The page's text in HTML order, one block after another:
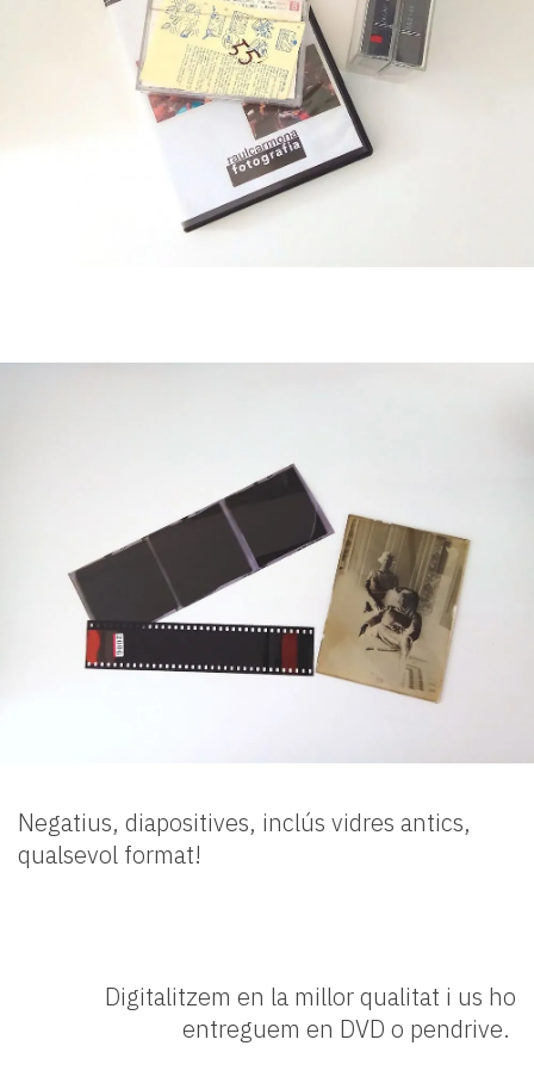
Negatius, diapositives, inclús vidres antics,
qualsevol format!
Digitalitzem en la millor qualitat i us ho
entreguem en DVD o pendrive.